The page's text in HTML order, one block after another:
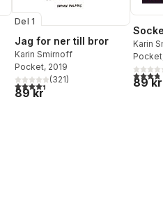
röster:
Del 1
Jag for ner till bror
Karin Smirnoff
Pocket, 2019
4,4utav 5 stjärnor. Totalt antal röster:
(321)
89 kr
Karin
Pocket
3,8
89 kr